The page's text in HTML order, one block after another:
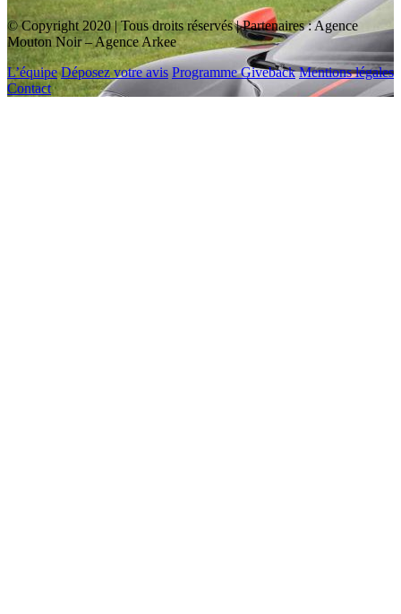
© Copyright 2020 | Tous droits réservés | Partenaires : Agence
Mouton Noir – Agence Arkee
L’équipe Déposez votre avis Programme Giveback Mentions légales
Contact